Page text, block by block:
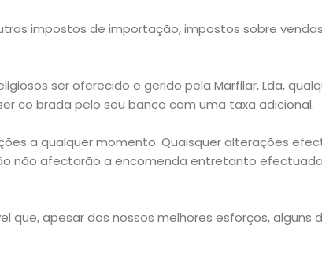
impostos de importação, impostos sobre
ser oferecido e gerido pela Marfilar, Lda,
co brada pelo seu banco com uma taxa adicional.
a qualquer momento. Quaisquer alterações
não afectarão a encomenda entretanto
que, apesar dos nossos melhores esforços, alguns